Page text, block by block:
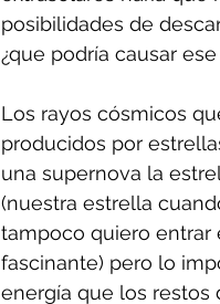
posibilidades de
¿que podría causar
Los rayos cósmicos
producidos por
una supernova la
(nuestra estrella
tampoco quiero entrar
fascinante) pero lo
energía que los restos